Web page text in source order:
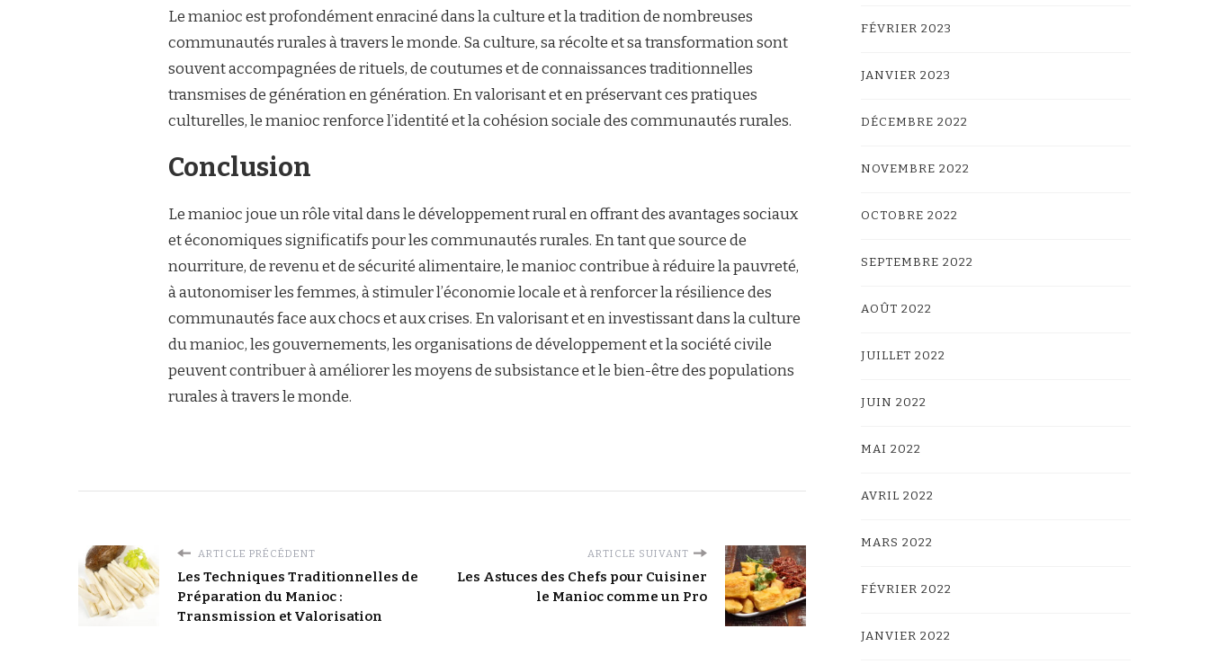
Le manioc est profondément enraciné dans la culture et la tradition de nombreuses
communautés rurales à travers le monde. Sa culture, sa récolte et sa transformation sont
souvent accompagnées de rituels, de coutumes et de connaissances traditionnelles
transmises de génération en génération. En valorisant et en préservant ces pratiques
culturelles, le manioc renforce l’identité et la cohésion sociale des communautés rurales.
Conclusion
Le manioc joue un rôle vital dans le développement rural en offrant des avantages sociaux
et économiques significatifs pour les communautés rurales. En tant que source de
nourriture, de revenu et de sécurité alimentaire, le manioc contribue à réduire la pauvreté,
à autonomiser les femmes, à stimuler l’économie locale et à renforcer la résilience des
communautés face aux chocs et aux crises. En valorisant et en investissant dans la culture
du manioc, les gouvernements, les organisations de développement et la société civile
peuvent contribuer à améliorer les moyens de subsistance et le bien-être des populations
rurales à travers le monde.
ARTICLE PRÉCÉDENT
Les Techniques Traditionnelles de
Préparation du Manioc :
Transmission et Valorisation
ARTICLE SUIVANT
Les Astuces des Chefs pour Cuisiner
le Manioc comme un Pro
FÉVRIER 2023
JANVIER 2023
DÉCEMBRE 2022
NOVEMBRE 2022
OCTOBRE 2022
SEPTEMBRE 2022
AOÛT 2022
JUILLET 2022
JUIN 2022
MAI 2022
AVRIL 2022
MARS 2022
FÉVRIER 2022
JANVIER 2022